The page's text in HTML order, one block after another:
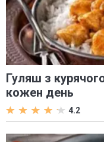
Гуляш з
кожен день
4.2